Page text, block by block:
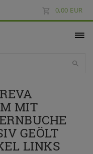
0,00 EUR
MIT
GEÖLT
LINKS